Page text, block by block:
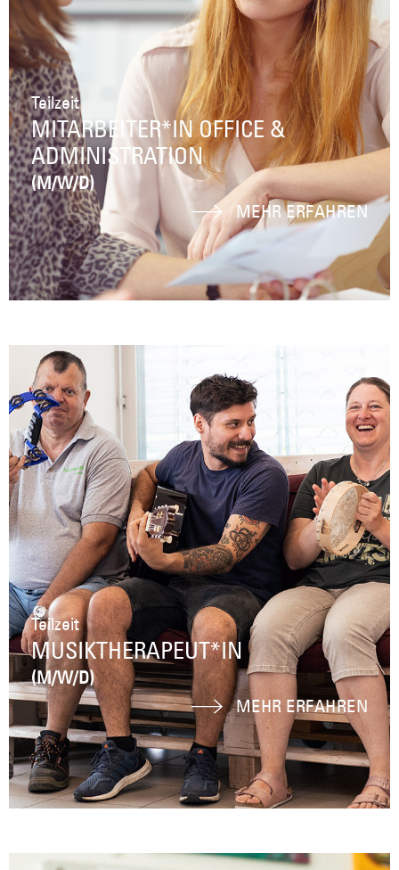
Teilzeit
MITARBEITER*IN OFFICE &
ADMINISTRATION
(M/W/D)
MEHR ERFAHREN
Teilzeit
MUSIKTHERAPEUT*IN
(M/W/D)
MEHR ERFAHREN